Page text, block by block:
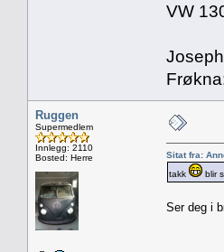
VW
Ruggen
Supermedlem
Innlegg: 2110
Bosted: Herre
Sitat fra:
takk
blir
Ser deg i